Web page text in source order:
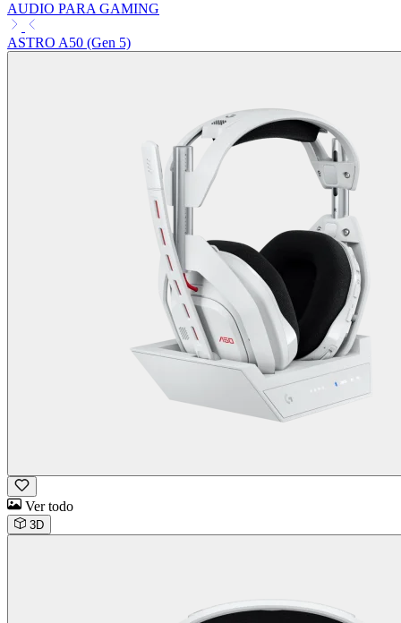
AUDIO PARA GAMING
ASTRO A50 (Gen 5)
Ver todo
3D